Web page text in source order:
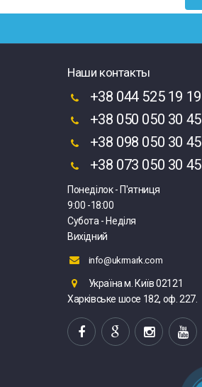
Наши контакты
+38 044 525 19 19
+38 050 050 30 45
+38 098 050 30 45
+38 073 050 30 45
Понеділок - П'ятниця
9:00 -18:00
Субота - Неділя
Вихідний
info@ukrmark.com
Україна м. Київ 02121
Харківське шосе 182, оф. 227.